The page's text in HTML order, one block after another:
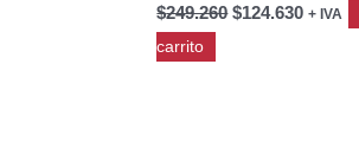
$249.260 $124.630 + IVA
carrito